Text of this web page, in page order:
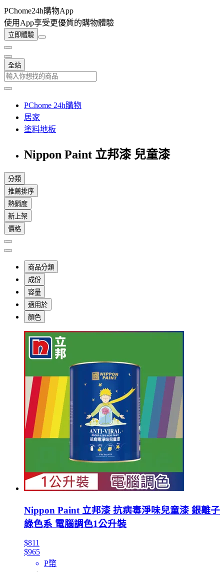
PChome24h購物App
使用App享受更優質的購物體驗
立即體驗
全站
PChome 24h購物
居家
塗料地板
Nippon Paint 立邦漆 兒童漆
分類
推薦排序
熱銷度
新上架
價格
商品分類
成份
容量
適用於
顏色
Nippon Paint 立邦漆 抗病毒淨味兒童漆 銀離子
綠色系 電腦調色1公升裝
$811
$965
P幣